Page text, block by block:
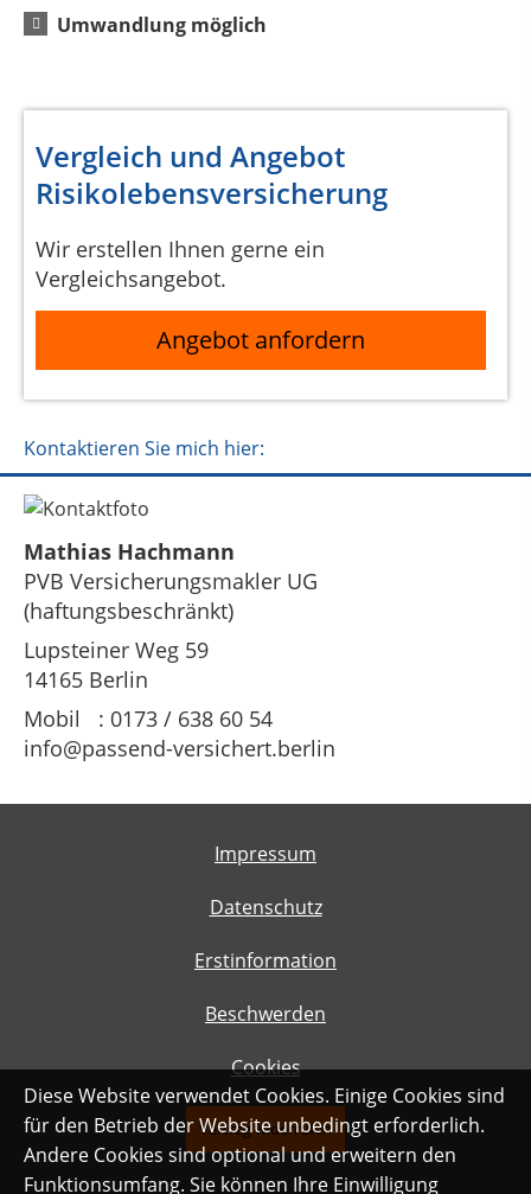
Umwandlung möglich
Vergleich und Angebot
Risikolebensversicherung
Wir erstellen Ihnen gerne ein
Vergleichsangebot.
Angebot anfordern
Kontaktieren Sie mich hier:
Mathias Hachmann
PVB Versicherungsmakler UG
(haftungsbeschränkt)
Lupsteiner Weg 59
14165 Berlin
Mobil : 0173 / 638 60 54
info@passend-versichert.berlin
Impressum
Datenschutz
Erstinformation
Beschwerden
Cookies
Vertrag widerrufen
Diese Website verwendet Cookies. Einige Cookies sind
für den Betrieb der Website unbedingt erforderlich.
Andere Cookies sind optional und erweitern den
Funktionsumfang. Sie können Ihre Einwilligung